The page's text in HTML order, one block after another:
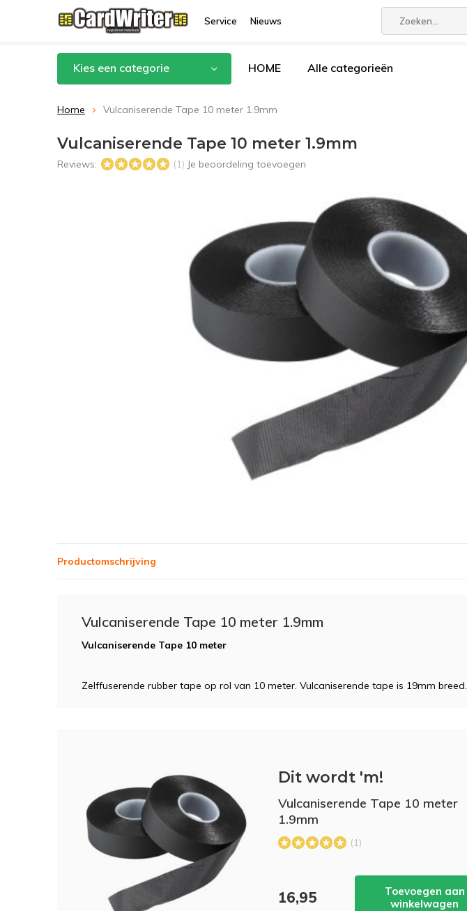
Service Nieuws
Kies een categorie HOME Alle categorieën
Home Vulcaniserende Tape 10 meter 1.9mm
Vulcaniserende Tape 10 meter 1.9mm
Reviews: (1) Je beoordeling toevoegen
Productomschrijving
Vulcaniserende Tape 10 meter 1.9mm
Vulcaniserende Tape 10 meter
Zelffuserende rubber tape op rol van 10 meter. Vulcaniserende tape is 19mm breed.
Dit wordt 'm!
Vulcaniserende Tape 10 meter
1.9mm
(1)
16,95
Toevoegen aan
winkelwagen